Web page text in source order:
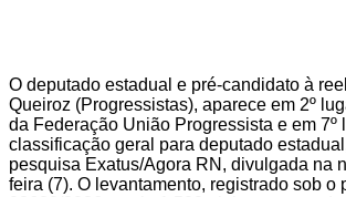
O deputado estadual e pré-candidato à
Queiroz (Progressistas), aparece em 2º
da Federação União Progressista e em 7º
classificação geral para deputado
pesquisa Exatus/Agora RN, divulgada na
feira (7). O levantamento, registrado sob o